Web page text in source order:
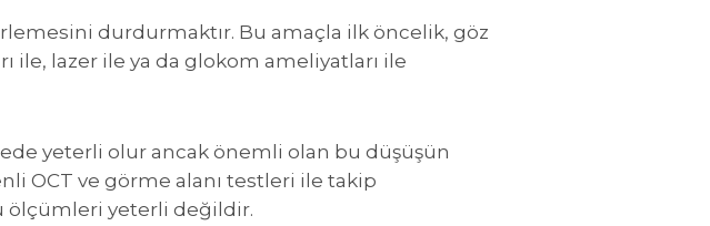
durdurmaktır. Bu amaçla ilk öncelik, göz
ile, lazer ile ya da glokom ameliyatları ile
yeterli olur ancak önemli olan bu düşüşün
OCT ve görme alanı testleri ile takip
ölçümleri yeterli değildir.